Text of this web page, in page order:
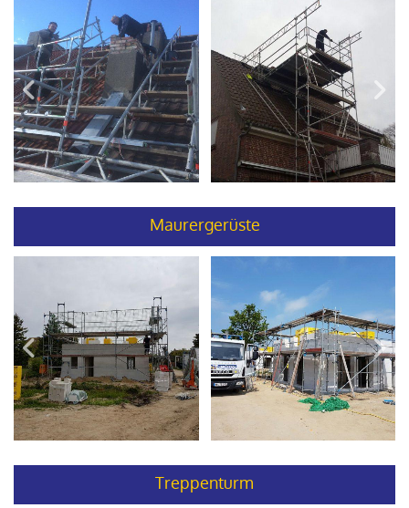
Maurergerüste
Treppenturm